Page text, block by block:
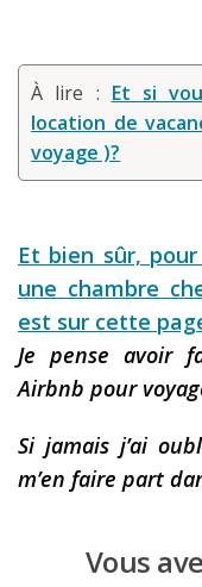
À lire : Et si
location de
voyage )?
Et bien sûr,
une chambre
est sur cette
Je pense avoir
Airbnb pour
Si jamais j’ai
m’en faire part
Vous